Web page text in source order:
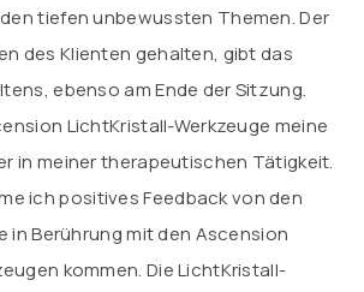
tiefen unbewussten Themen. Der
des Klienten gehalten, gibt das
ebenso am Ende der Sitzung.
LichtKristall-Werkzeuge meine
in meiner therapeutischen Tätigkeit.
ich positives Feedback von den
in Berührung mit den Ascension
kommen. Die LichtKristall-